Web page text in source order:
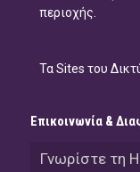
περιοχής.
Τα Sites του
Επικοινωνία &
Γνωρίστε τη